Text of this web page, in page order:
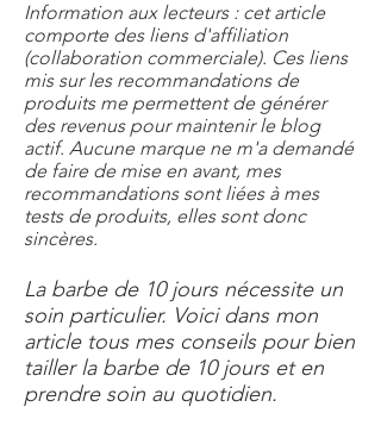
Information aux lecteurs : cet article
comporte des liens d'affiliation
(collaboration commerciale). Ces liens
mis sur les recommandations de
produits me permettent de générer
des revenus pour maintenir le blog
actif. Aucune marque ne m'a demandé
de faire de mise en avant, mes
recommandations sont liées à mes
tests de produits, elles sont donc
sincères.
La barbe de 10 jours nécessite un
soin particulier. Voici dans mon
article tous mes conseils pour bien
tailler la barbe de 10 jours et en
prendre soin au quotidien.